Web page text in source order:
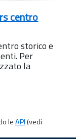
centro
storico e
Per
la
leAPI(vedi